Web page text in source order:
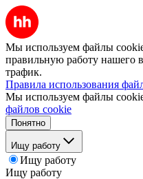
Мы используем файлы
правильную работу нашего
трафик.
Правила использования
Мы используем файлы
файлов cookie
Понятно
Ищу работу
Ищу работу
Ищу работу